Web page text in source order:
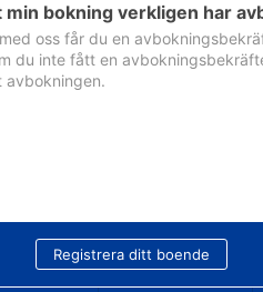
min bokning verkligen har
oss får du en
du inte fått en
Registrera ditt boende